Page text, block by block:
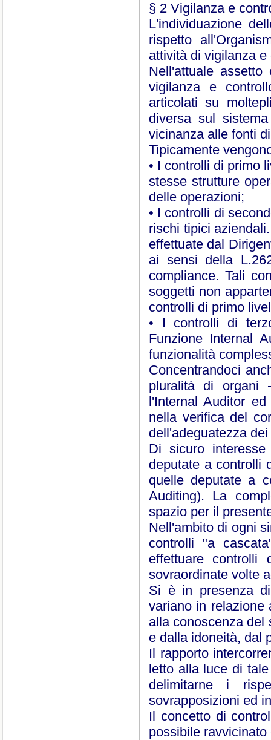
§ 2 Vigilanza e
L'individuazione
rispetto
attività di vigilanza e
Nell'attuale
vigilanza e
articolati su
diversa sul
vicinanza alle fonti
Tipicamente
• I controlli di primo
stesse strutture
delle operazioni;
• I controlli di
rischi tipici
effettuate dal
ai sensi della
compliance. Tali
soggetti non
controlli di primo
• I controlli di
Funzione Internal
funzionalità
Concentrandoci
pluralità di organi
l'Internal Auditor
nella verifica del
dell'adeguatezza
Di sicuro
deputate a controlli
quelle deputate a
Auditing). La
spazio per il
Nell'ambito di ogni
controlli "a
effettuare
sovraordinate volte
Si è in presenza
variano in relazione
alla conoscenza del
e dalla idoneità, dal
Il rapporto
letto alla luce di
delimitarne i
sovrapposizioni ed
Il concetto di
possibile